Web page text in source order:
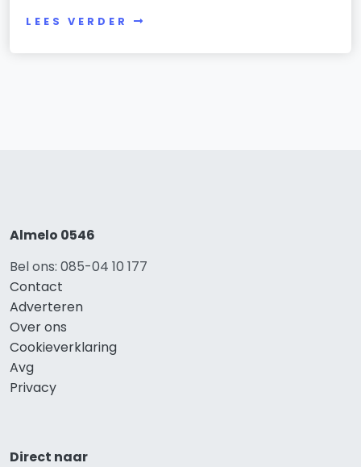
LEES VERDER
Almelo 0546
Bel ons: 085-04 10 177
Contact
Adverteren
Over ons
Cookieverklaring
Avg
Privacy
Direct naar